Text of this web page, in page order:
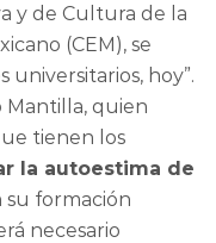
y de Cultura de la
(CEM), se
universitarios, hoy”.
Mantilla, quien
tienen los
la autoestima de
su formación
necesario